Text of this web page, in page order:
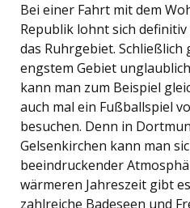
Bei einer Fahrt mit dem
Republik lohnt sich
das Ruhrgebiet.
engstem Gebiet
kann man zum Beispiel
auch mal ein Fußballspiel
besuchen. Denn in
Gelsenkirchen kann man
beeindruckender
wärmeren Jahreszeit gibt
zahlreiche Badeseen und